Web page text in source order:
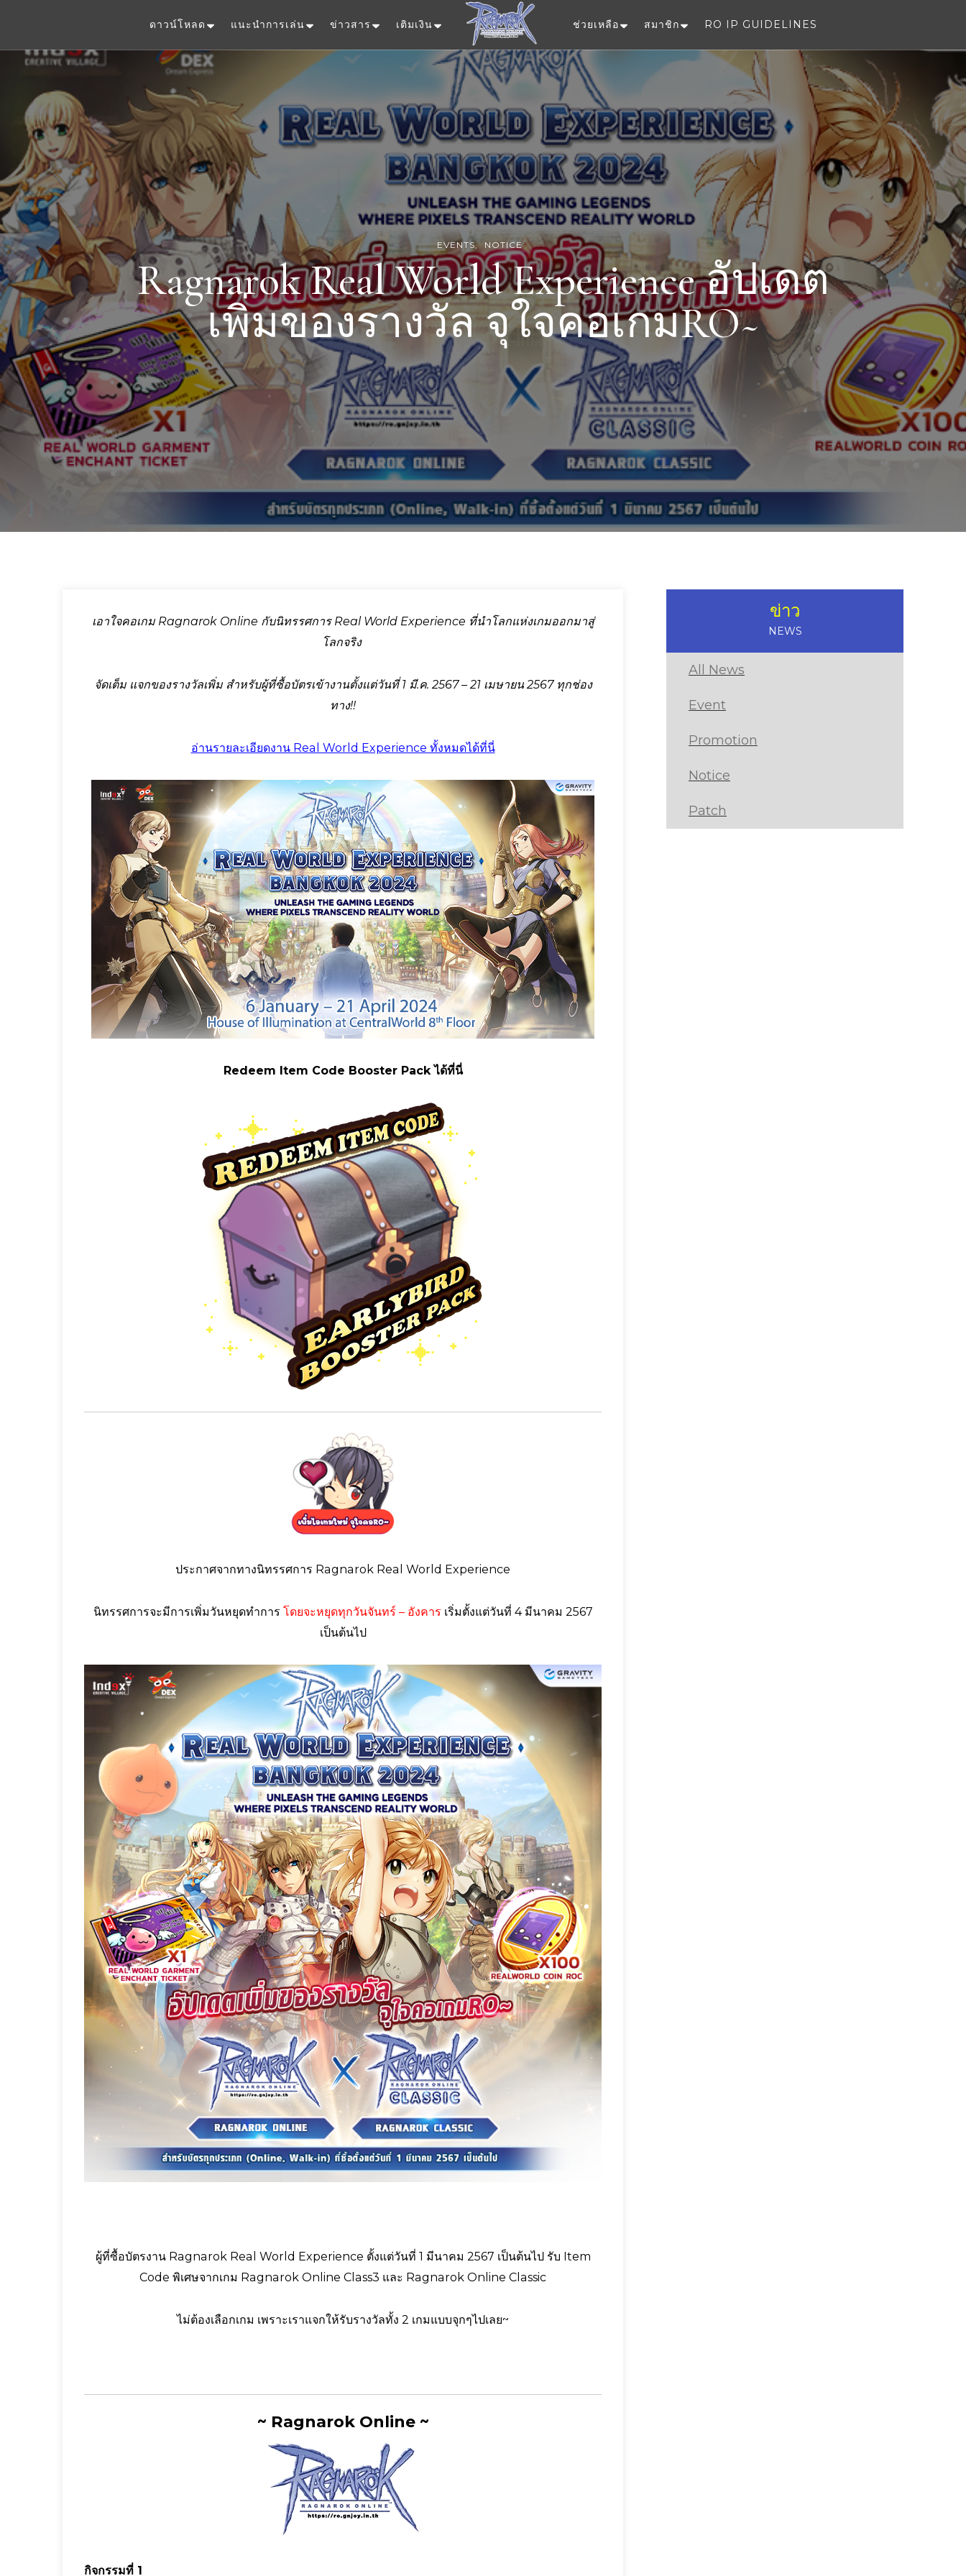
ดาวน์โหลด แนะนำการเล่น ข่าวสาร เติมเงิน
Ragnarok Online
ช่วยเหลือ สมาชิก RO IP GUIDELINES
EVENTS NOTICE
Ragnarok Real World Experience อัปเดต
เพิ่มของรางวัล จุใจคอเกมRO~
เอาใจคอเกม Ragnarok Online กับนิทรรศการ Real World Experience ที่นำโลกแห่งเกมออกมาสู่
โลกจริง
จัดเต็ม แจกของรางวัลเพิ่ม สำหรับผู้ที่ซื้อบัตรเข้างานตั้งแต่วันที่ 1 มี.ค. 2567 – 21 เมษายน 2567 ทุกช่อง
ทาง!!
อ่านรายละเอียดงาน Real World Experience ทั้งหมดได้ที่นี่
Redeem Item Code Booster Pack ได้ที่นี่
ประกาศจากทางนิทรรศการ Ragnarok Real World Experience
นิทรรศการจะมีการเพิ่มวันหยุดทำการ โดยจะหยุดทุกวันจันทร์ – อังคาร เริ่มตั้งแต่วันที่ 4 มีนาคม 2567
เป็นต้นไป
ผู้ที่ซื้อบัตรงาน Ragnarok Real World Experience ตั้งแต่วันที่ 1 มีนาคม 2567 เป็นต้นไป รับ Item
Code พิเศษจากเกม Ragnarok Online Class3 และ Ragnarok Online Classic
ไม่ต้องเลือกเกม เพราะเราแจกให้รับรางวัลทั้ง 2 เกมแบบจุกๆไปเลย~
~ Ragnarok Online ~
กิจกรรมที่ 1
ข่าว
NEWS
All News
Event
Promotion
Notice
Patch